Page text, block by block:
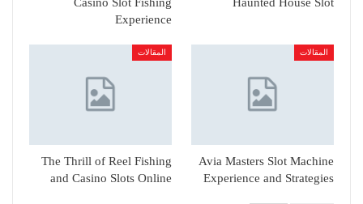
Haunted House Slot
Casino Slot Fishing
Experience
المقالات
Avia Masters Slot Machine
Experience and Strategies
المقالات
The Thrill of Reel Fishing
and Casino Slots Online